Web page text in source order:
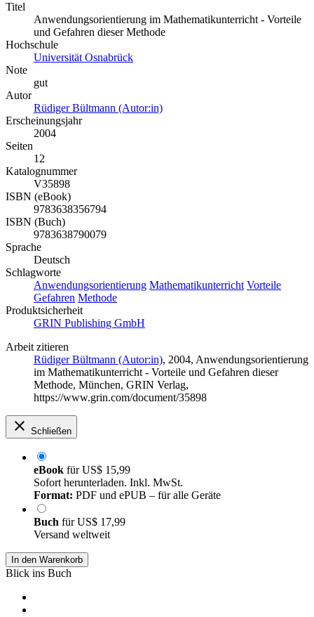
Titel
Anwendungsorientierung im Mathematikunterricht - Vorteile
und Gefahren dieser Methode
Hochschule
Universität Osnabrück
Note
gut
Autor
Rüdiger Bültmann (Autor:in)
Erscheinungsjahr
2004
Seiten
12
Katalognummer
V35898
ISBN (eBook)
9783638356794
ISBN (Buch)
9783638790079
Sprache
Deutsch
Schlagworte
Anwendungsorientierung Mathematikunterricht Vorteile
Gefahren Methode
Produktsicherheit
GRIN Publishing GmbH
Arbeit zitieren
Rüdiger Bültmann (Autor:in), 2004, Anwendungsorientierung
im Mathematikunterricht - Vorteile und Gefahren dieser
Methode, München, GRIN Verlag,
https://www.grin.com/document/35898
Schließen
eBook fürUS$ 15,99
Sofort herunterladen. Inkl. MwSt.
Format: PDF und ePUB – für alle Geräte
Buch fürUS$ 17,99
Versand weltweit
In den Warenkorb
Blick ins Buch